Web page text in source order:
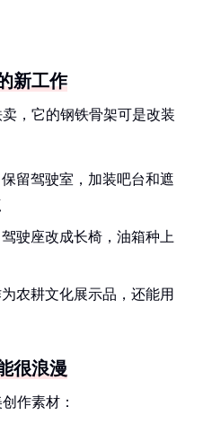
新工作
，它的钢铁骨架可是改装
保留驾驶室，加装吧台和遮
驶座改成长椅，油箱种上
为农耕文化展示品，还能用
很浪漫
作素材：